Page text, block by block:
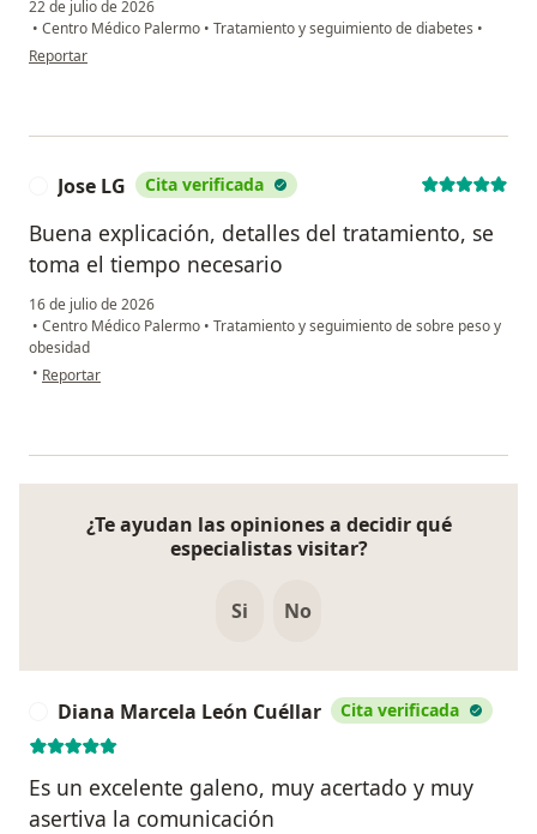
22 de julio de 2026
• Centro Médico Palermo • Tratamiento y seguimiento de diabetes •
en opinión del usuario Martha Cruz
Reportar
Jose LG Cita verificada
Buena explicación, detalles del tratamiento, se
toma el tiempo necesario
16 de julio de 2026
• Centro Médico Palermo • Tratamiento y seguimiento de sobre peso y
obesidad
• en opinión del usuario Jose LG
Reportar
¿Te ayudan las opiniones a decidir qué
especialistas visitar?
Si No
Diana Marcela León Cuéllar Cita verificada
Es un excelente galeno, muy acertado y muy
asertiva la comunicación